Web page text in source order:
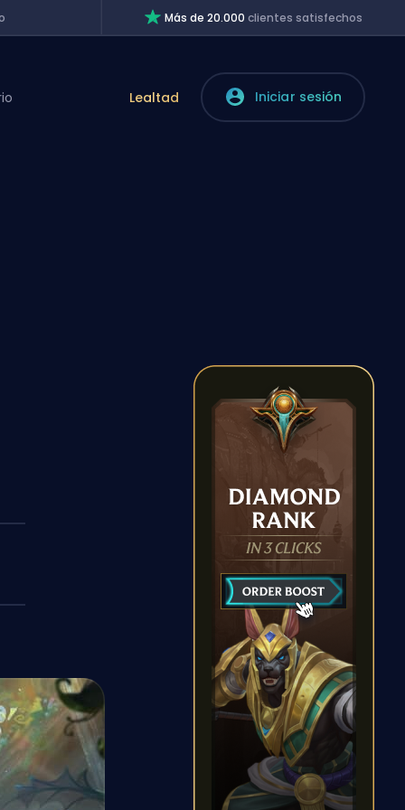
Más de 20.000clientes satisfechos
Lealtad Iniciar sesión